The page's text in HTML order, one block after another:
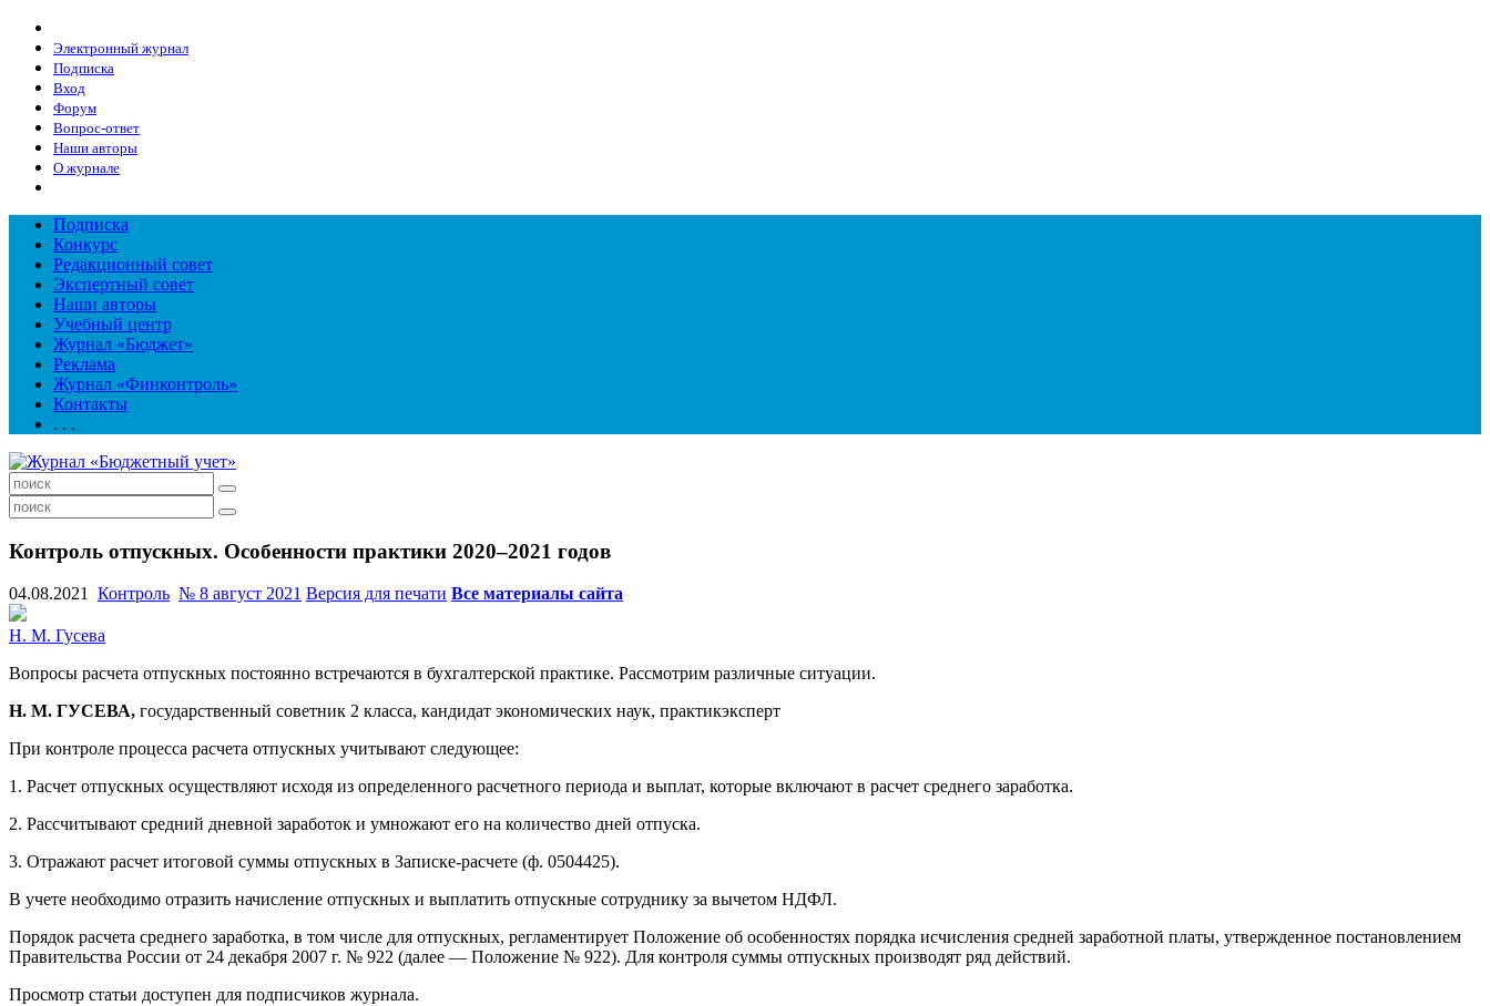
Электронный журнал
Подписка
Вход
Форум
Вопрос-ответ
Наши авторы
О журнале
Подписка
Конкурс
Редакционный совет
Экспертный совет
Наши авторы
Учебный центр
Журнал «Бюджет»
Реклама
Журнал «Финконтроль»
Контакты
. . .
Контроль отпускных. Особенности практики 2020–2021 годов
04.08.2021 Контроль № 8 август 2021 Версия для печати Все материалы сайта
Н. М. Гусева
Вопросы расчета отпускных постоянно встречаются в бухгалтерской практике. Рассмотрим различные ситуации.
Н. М. ГУСЕВА, государственный советник 2 класса, кандидат экономических наук, практик­эксперт
При контроле процесса расчета отпускных учитывают следующее:
1. Расчет отпускных осуществляют исходя из определенного расчетного периода и выплат, которые включают в расчет среднего заработка.
2. Рассчитывают средний дневной заработок и умножают его на количество дней отпуска.
3. Отражают расчет итоговой суммы отпускных в Записке-расчете (ф. 0504425).
В учете необходимо отразить начисление отпускных и выплатить отпускные сотруднику за вычетом НДФЛ.
Порядок расчета среднего заработка, в том числе для отпускных, регламентирует Положение об особенностях порядка исчисления средней заработной платы, утвержденное постановлением
Правительства России от 24 декабря 2007 г. № 922 (далее — Положение № 922). Для контроля суммы отпускных производят ряд действий.
Просмотр статьи доступен для подписчиков журнала.